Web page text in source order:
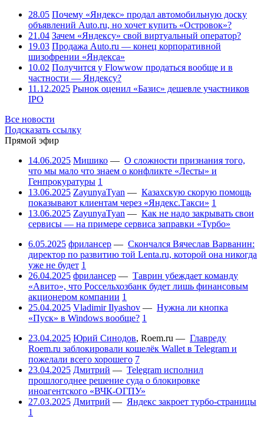
28.05 Почему «Яндекс» продал автомобильную доску
объявлений Auto.ru, но хочет купить «Островок»?
21.04 Зачем «Яндексу» свой виртуальный оператор?
19.03 Продажа Auto.ru — конец корпоративной
шизофрении «Яндекса»
10.02 Получится у Flowwow продаться вообще и в
частности — Яндексу?
11.12.2025 Рынок оценил «Базис» дешевле участников
IPO
Все новости
Подсказать ссылку
Прямой эфир
14.06.2025 Мишико — О сложности признания того,
что мы мало что знаем о конфликте «Лесты» и
Генпрокуратуры 1
13.06.2025 ZayunyaTyan — Казахскую скорую помощь
показывают клиентам через «Яндекс.Такси» 1
13.06.2025 ZayunyaTyan — Как не надо закрывать свои
сервисы — на примере сервиса заправки «Турбо»
6.05.2025 фрилансер — Скончался Вячеслав Варванин:
директор по развитию той Lenta.ru, которой она никогда
уже не будет 1
26.04.2025 фрилансер — Таврин убеждает команду
«Авито», что Россельхозбанк будет лишь финансовым
акционером компании 1
25.04.2025 Vladimir Ilyashov — Нужна ли кнопка
«Пуск» в Windows вообще? 1
23.04.2025 Юрий Синодов, Roem.ru — Главреду
Roem.ru заблокировали кошелёк Wallet в Telegram и
пожелали всего хорошего 7
23.04.2025 Дмитрий — Telegram исполнил
прошлогоднее решение суда о блокировке
иноагентского «ВЧК-ОГПУ»
27.03.2025 Дмитрий — Яндекс закроет турбо-страницы
1